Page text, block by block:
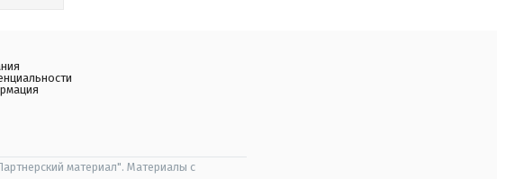
материал". Материалы с